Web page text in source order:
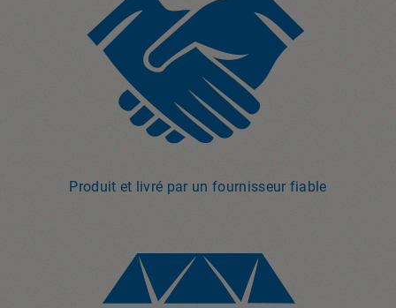
Produit et livré par un fournisseur fiable